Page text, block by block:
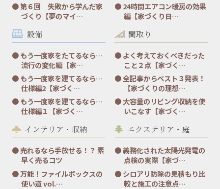
第６回 失敗から学んだ家
づくり【夢のマイ…
24時間エアコン暖房の効果
編【家づくり日…
設備
もう一度家をたてるなら…
流行の変化編【家…
もう一度家を建てるなら…
仕様編2【家づく…
もう一度家を建てるなら…
仕様編１【家づく…
間取り
よく考えておくべきだった
こと２点【家づく…
全記事からベスト３発表！
【家づくりの理想…
大容量のリビング収納を使
いこなす【家づく…
インテリア・収納
売れるなら手放せる！？ 素
早く売るコツ
万能！ファイルボックスの
使い道 vol.…
エクステリア・庭
義務化された太陽光発電の
点検の実際【家づ…
シロアリ防除の見積もり比
較と施工の注意点…